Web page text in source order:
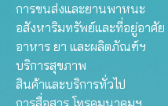
การขนส่งและยานพาหนะ
อสังหาริมทรัพย์และที่อยู่อาศัย
อาหาร ยา และผลิตภัณฑ์ฯ
บริการสุขภาพ
สินค้าและบริการทั่วไป